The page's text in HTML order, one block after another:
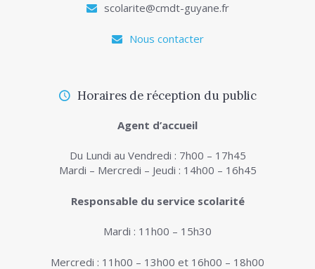
scolarite@cmdt-guyane.fr
Nous contacter
Horaires de réception du public
Agent d’accueil
Du Lundi au Vendredi : 7h00 – 17h45
Mardi – Mercredi – Jeudi : 14h00 – 16h45
Responsable du service scolarité
Mardi : 11h00 – 15h30
Mercredi : 11h00 – 13h00 et 16h00 – 18h00